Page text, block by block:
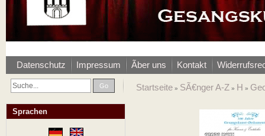
Datenschutz Impressum Ãber uns Kontakt
Go Startseite » SÃ€nger A-Z » H »
Sprachen